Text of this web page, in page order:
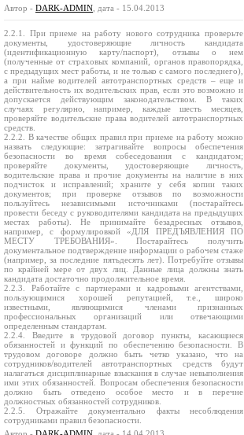
Автор - DARK-ADMIN , дата - 15.04.2013
2.2.1. При приеме на работу нового сотрудника проверьте
документы, удостоверяющие личность кандидата
(идентификационную карту/паспорт), отзывы о нем
(полученные от страховых компаний, органов правопорядка,
с предыдущих мест работы, и не только с самого последнего),
а при найме водителей автотранспортных средств – еще и
действительность их водительских прав, если это возможно и
допускается действующим законодательством. В таких
случаях регулярно, например, каждые шесть месяцев,
проверяйте водительские права водителей автотранспортных
средств.
2.2.2. В качестве общих правил при приеме на работу можно
назвать следующие: затрагивайте вопросы обеспечения
безопасности во время собеседования с кандидатом;
проверяйте документы, удостоверяющие личность,
водительские права и прочие документы на наличие в них
подчисток и исправлений; храните у себя копии таких
документов; при проверке отзывов по возможности
пользуйтесь независимыми источниками (постарайтесь
провести беседу с руководителями кандидата на предыдущих
местах работы). Не принимайте безадресных отзывов,
например, с формулировкой «ДЛЯ ПРЕДЪЯВЛЕНИЯ ПО
МЕСТУ ТРЕБОВАНИЯ». Постарайтесь получить
документальное подтверждение информации о рабочем стаже
(например, за последние пятьдесять лет). Потребуйте отзывы
по крайней мере от двух лиц. Данные лица должны знать
кандидата достаточно продолжительное время.
2.2.3. Работайте с партнерами и кадровыми агентствами,
пользующимися хорошей репутацией, т.е., широко
известными, являющимися членами признанных
профессиональных организаций или отвечающими
определенным стандартам.
2.2.4. Введите в трудовой договор пункты, касающиеся
обязанностей и функций по обеспечению безопасности. В
трудовом договоре должно быть четко указано, что на
сотрудников/водителей автотранспортных средств будут
налагаться дисциплинарные взыскания в случае невыполнения
ими этих обязанностей. Вопросам обеспечения безопасности
должно быть отведено особое место и в перечне
должностных обязанностей сотрудников.
2.2.5. Отражайте документально факты несоблюдения
сотрудниками правил безопасности.